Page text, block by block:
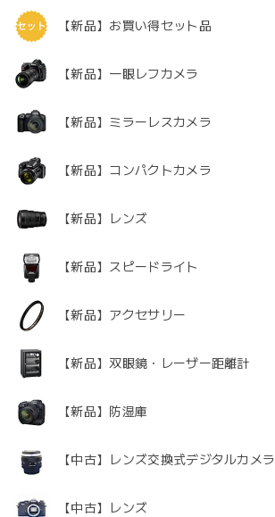
【新品】お買い得セット品
【新品】一眼レフカメラ
【新品】ミラーレスカメラ
【新品】コンパクトカメラ
【新品】レンズ
【新品】スピードライト
【新品】アクセサリー
【新品】双眼鏡・レーザー距離計
【新品】防湿庫
【中古】レンズ交換式デジタルカメラ
【中古】レンズ